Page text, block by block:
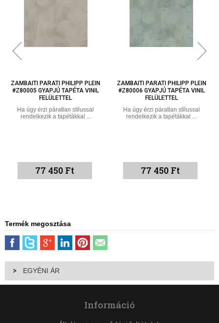
ZAMBAITI PARATI PHILIPP PLEIN
#Z80005 GYAPJÚ TAPÉTA VINIL
FELÜLETTEL
Ha úgy érzi páratlan stílussal
rendelkezik a tapétákkal ...
77 450 Ft
ZAMBAITI PARATI PHILIPP PLEIN
#Z80006 GYAPJÚ TAPÉTA VINIL
FELÜLETTEL
Ha úgy érzi páratlan stílussal
rendelkezik a tapétákkal ...
77 450 Ft
Termék megosztása
EGYÉNI ÁR
Információ